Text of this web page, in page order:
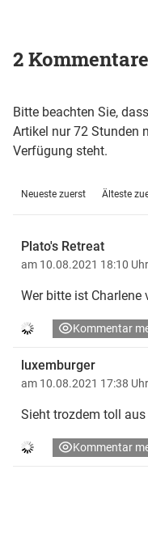
2 Kommentare
Bitte beachten Sie,
Artikel nur 72 Stunden
Verfügung steht.
Neueste zuerst Älteste
Plato's Retreat
am 10.08.2021 18:10 Uhr
Wer bitte ist Charlene
Kommentar
luxemburger
am 10.08.2021 17:38 Uhr
Sieht trozdem toll aus
Kommentar